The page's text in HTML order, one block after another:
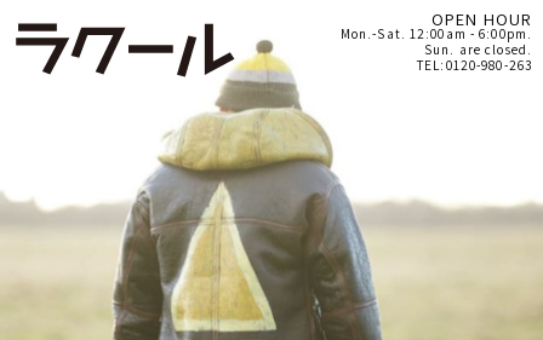
OPEN HOUR
Mon.-Sat. 12:00am - 6:00pm.
Sun. are closed.
TEL:0120-980-263